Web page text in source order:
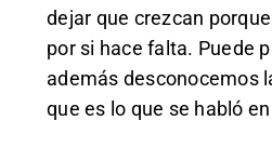
dejar que crezcan
por si hace falta. Puede
además desconocemos
que es lo que se habló